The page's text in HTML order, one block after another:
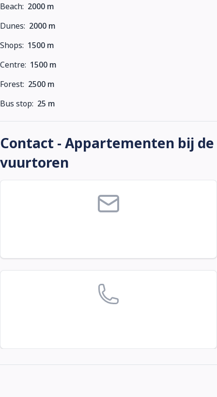
Beach: 2000 m
Dunes: 2000 m
Shops: 1500 m
Centre: 1500 m
Forest: 2500 m
Bus stop: 25 m
Contact - Appartementen bij de
vuurtoren